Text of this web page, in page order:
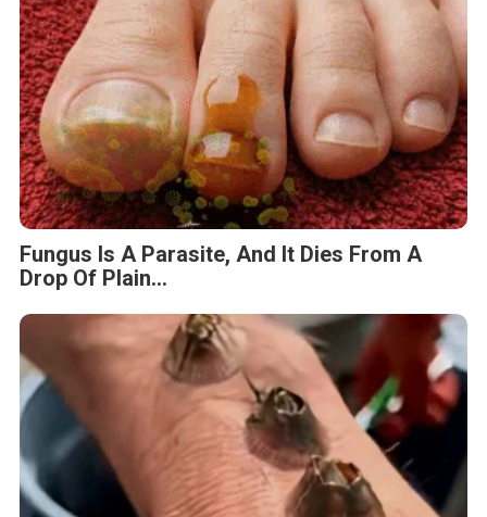
Fungus Is A Parasite, And It Dies From A
Drop Of Plain...